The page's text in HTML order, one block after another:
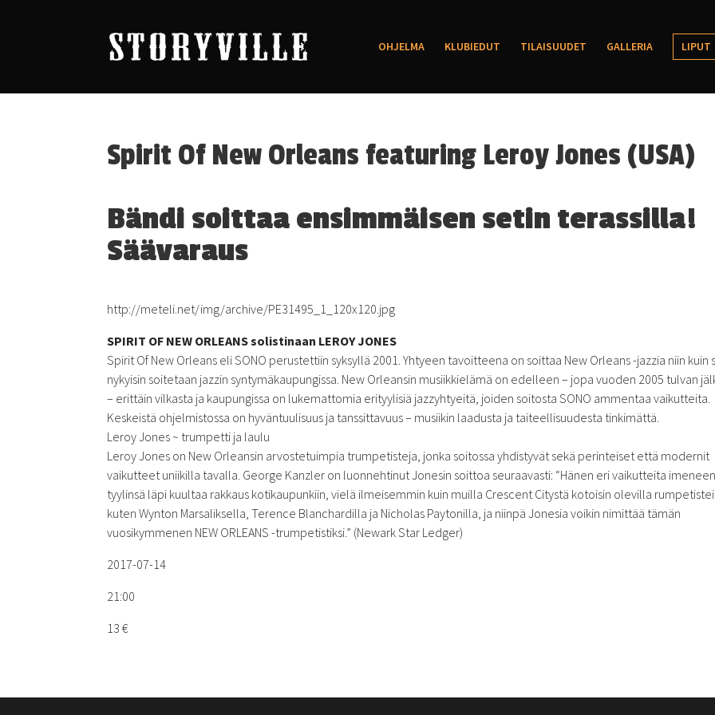
OHJELMA KLUBIEDUT TILAISUUDET GALLERIA LIPUT
Spirit Of New Orleans featuring Leroy Jones (USA)
Bändi soittaa ensimmäisen setin terassilla!
Säävaraus
http://meteli.net/img/archive/PE31495_1_120x120.jpg
SPIRIT OF NEW ORLEANS solistinaan LEROY JONES
Spirit Of New Orleans eli SONO perustettiin syksyllä 2001. Yhtyeen tavoitteena on soittaa New Orleans -jazzia niin kuin
nykyisin soitetaan jazzin syntymäkaupungissa. New Orleansin musiikkielämä on edelleen – jopa vuoden 2005 tulvan
– erittäin vilkasta ja kaupungissa on lukemattomia erityylisiä jazzyhtyeitä, joiden soitosta SONO ammentaa vaikutteita.
Keskeistä ohjelmistossa on hyväntuulisuus ja tanssittavuus – musiikin laadusta ja taiteellisuudesta tinkimättä.
Leroy Jones ~ trumpetti ja laulu
Leroy Jones on New Orleansin arvostetuimpia trumpetisteja, jonka soitossa yhdistyvät sekä perinteiset että modernit
vaikutteet uniikilla tavalla. George Kanzler on luonnehtinut Jonesin soittoa seuraavasti: “Hänen eri vaikutteita imeneen
tyylinsä läpi kuultaa rakkaus kotikaupunkiin, vielä ilmeisemmin kuin muilla Crescent Citystä kotoisin olevilla
kuten Wynton Marsaliksella, Terence Blanchardilla ja Nicholas Paytonilla, ja niinpä Jonesia voikin nimittää tämän
vuosikymmenen NEW ORLEANS -trumpetistiksi.” (Newark Star Ledger)
2017-07-14
21:00
13 €